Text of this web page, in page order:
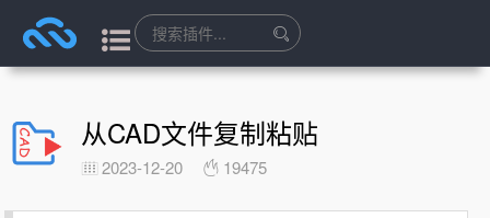
从CAD文件复制粘贴
2023-12-20 19475